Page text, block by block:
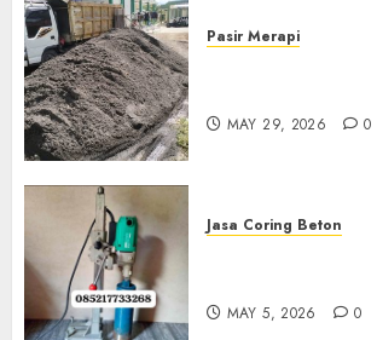
Pasir Merapi
MAY 29, 2026 0
Jasa Coring Beton
MAY 5, 2026 0